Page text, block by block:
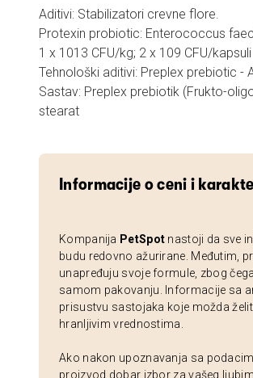
Aditivi: Stabilizatori crevne flore.
Protexin probiotic: Enterococcus
1 x 1013 CFU/kg; 2 x 109 CFU/kapsuli
Tehnološki aditivi: Preplex prebiotic -
Sastav: Preplex prebiotik (Frukto-
stearat
Informacije o ceni i
Kompanija PetSpot nastoji da sve
budu redovno ažurirane. Međutim,
unapređuju svoje formule, zbog
samom pakovanju. Informacije sa
prisustvu sastojaka koje možda
hranljivim vrednostima.
Ako nakon upoznavanja sa
proizvod dobar izbor za vašeg